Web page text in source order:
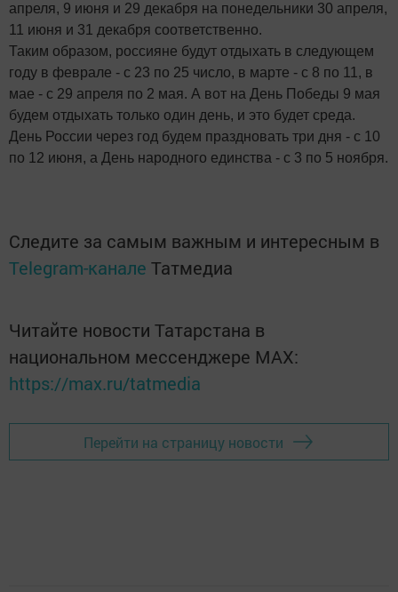
апреля, 9 июня и 29 декабря на понедельники 30 апреля,
11 июня и 31 декабря соответственно.
Таким образом, россияне будут отдыхать в следующем
году в феврале - с 23 по 25 число, в марте - с 8 по 11, в
мае - с 29 апреля по 2 мая. А вот на День Победы 9 мая
будем отдыхать только один день, и это будет среда.
День России через год будем праздновать три дня - с 10
по 12 июня, а День народного единства - с 3 по 5 ноября.
Следите за самым важным и интересным в
Telegram-канале Татмедиа
Читайте новости Татарстана в
национальном мессенджере MАХ:
https://max.ru/tatmedia
Перейти на страницу новости